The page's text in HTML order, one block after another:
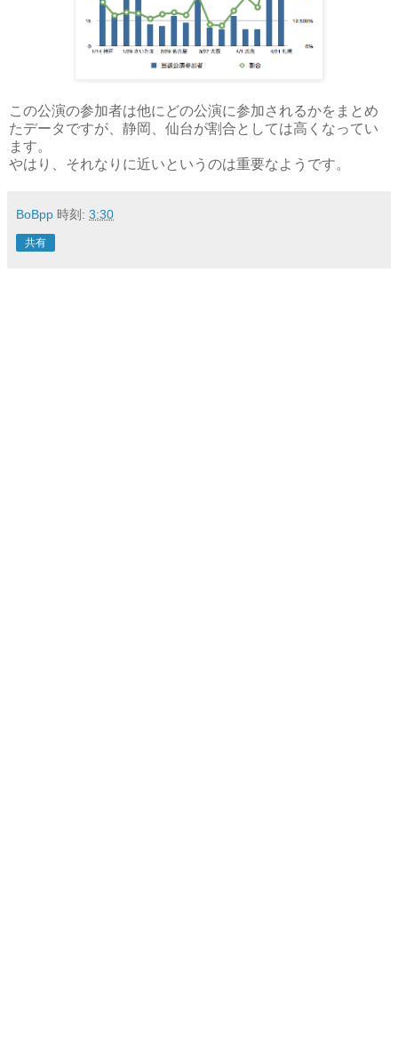
この公演の参加者は他にどの公演に参加されるかをまとめ
たデータですが、静岡、仙台が割合としては高くなってい
ます。
やはり、それなりに近いというのは重要なようです。
BoBpp 時刻: 3:30
共有